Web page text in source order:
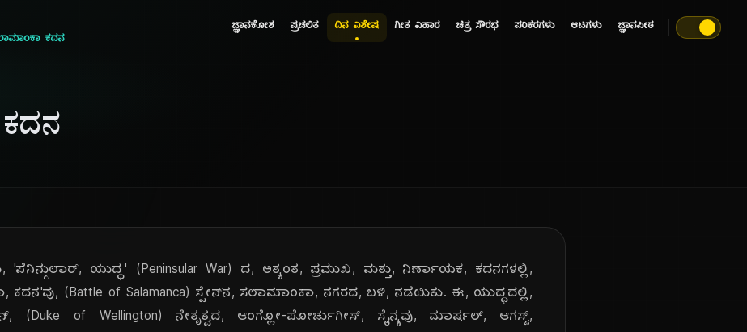
ಜ್ಞಾನಕೋಶ ಪ್ರಚಲಿತ ದಿನ ವಿಶೇಷ ಗೀತ ವಿಹಾರ ಚಿತ್ರ ಸೌರಭ ಪರಿಕರಗಳು ಆಟಗಳು ಜ್ಞಾನಪೀಠ
ಕದನ
'ಪೆನಿನ್ಸುಲಾರ್, ಯುದ್ಧ' (Peninsular War) ದ, ಅತ್ಯಂತ, ಪ್ರಮುಖ, ಮತ್ತು, ನಿರ್ಣಾಯಕ, ಕದನಗಳಲ್ಲಿ,
(Battle of Salamanca) ಸ್ಪೇನ್‌ನ, ಸಲಾಮಾಂಕಾ, ನಗರದ, ಬಳಿ, ನಡೆಯಿತು. ಈ, ಯುದ್ಧದಲ್ಲಿ,
(Duke of Wellington) ನೇತೃತ್ವದ, ಆಂಗ್ಲೋ-ಪೋರ್ಚುಗೀಸ್, ಸೈನ್ಯವು, ಮಾರ್ಷಲ್, ಆಗಸ್ಟ್,